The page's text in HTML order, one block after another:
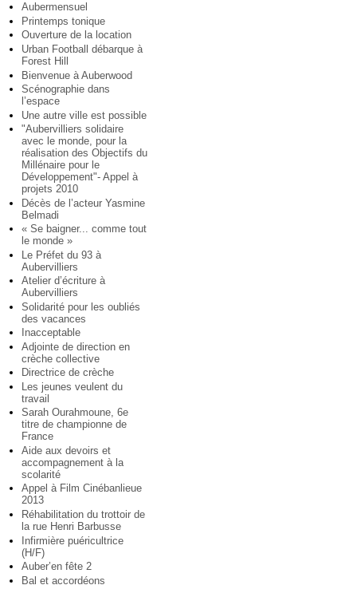
Aubermensuel
Printemps tonique
Ouverture de la location
Urban Football débarque à
Forest Hill
Bienvenue à Auberwood
Scénographie dans
l’espace
Une autre ville est possible
"Aubervilliers solidaire
avec le monde, pour la
réalisation des Objectifs du
Millénaire pour le
Développement"- Appel à
projets 2010
Décès de l’acteur Yasmine
Belmadi
« Se baigner... comme tout
le monde »
Le Préfet du 93 à
Aubervilliers
Atelier d’écriture à
Aubervilliers
Solidarité pour les oubliés
des vacances
Inacceptable
Adjointe de direction en
crèche collective
Directrice de crèche
Les jeunes veulent du
travail
Sarah Ourahmoune, 6e
titre de championne de
France
Aide aux devoirs et
accompagnement à la
scolarité
Appel à Film Cinébanlieue
2013
Réhabilitation du trottoir de
la rue Henri Barbusse
Infirmière puéricultrice
(H/F)
Auber’en fête 2
Bal et accordéons